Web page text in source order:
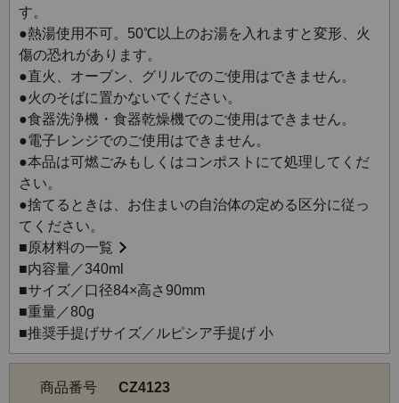
す。
●熱湯使用不可。50℃以上のお湯を入れますと変形、火
傷の恐れがあります。
●直火、オーブン、グリルでのご使用はできません。
●火のそばに置かないでください。
●食器洗浄機・食器乾燥機でのご使用はできません。
●電子レンジでのご使用はできません。
●本品は可燃ごみもしくはコンポストにて処理してくだ
さい。
●捨てるときは、お住まいの自治体の定める区分に従っ
てください。
■原材料の一覧
■内容量／340ml
■サイズ／口径84×高さ90mm
■重量／80g
■推奨手提げサイズ／ルピシア手提げ 小
商品番号
CZ4123